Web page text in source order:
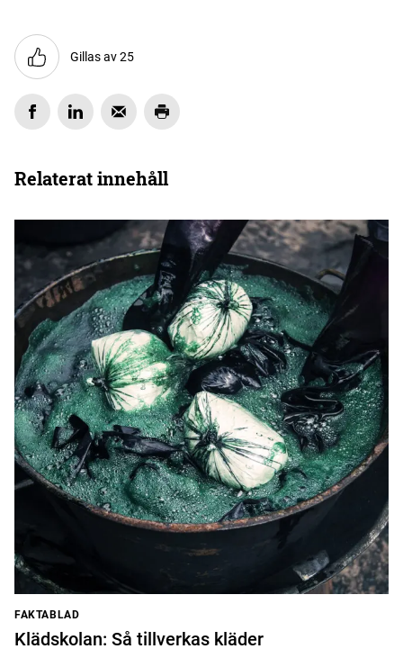
Gillas av 25
Relaterat innehåll
FAKTABLAD
Klädskolan: Så tillverkas kläder